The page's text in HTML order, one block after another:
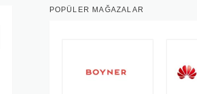
POPÜLER MAĞAZALAR